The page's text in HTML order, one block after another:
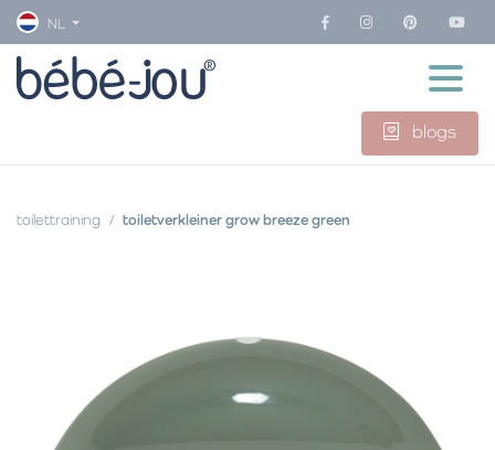
NL
blogs
toilettraining toiletverkleiner grow breeze green